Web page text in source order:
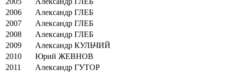
2006
Александр ГЛЕБ
2007
Александр ГЛЕБ
2008
Александр ГЛЕБ
2009
Александр КУЛЬЧИЙ
2010
Юрий ЖЕВНОВ
2011
Александр ГУТОР